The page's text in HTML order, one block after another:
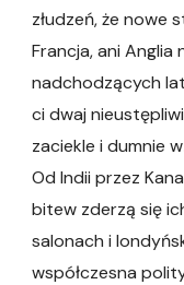
złudzeń, że nowe
Francja, ani Anglia
nadchodzących
ci dwaj
zaciekle i dumnie
Od Indii przez
bitew zderzą się
salonach i
współczesna